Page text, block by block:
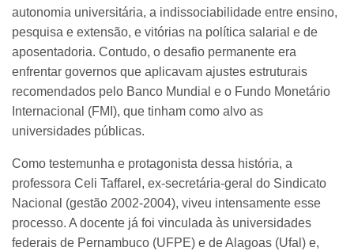
autonomia universitária, a indissociabilidade entre ensino,
pesquisa e extensão, e vitórias na política salarial e de
aposentadoria. Contudo, o desafio permanente era
enfrentar governos que aplicavam ajustes estruturais
recomendados pelo Banco Mundial e o Fundo Monetário
Internacional (FMI), que tinham como alvo as
universidades públicas.
Como testemunha e protagonista dessa história, a
professora Celi Taffarel, ex-secretária-geral do Sindicato
Nacional (gestão 2002-2004), viveu intensamente esse
processo. A docente já foi vinculada às universidades
federais de Pernambuco (UFPE) e de Alagoas (Ufal) e,